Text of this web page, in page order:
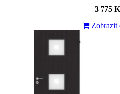
3 775
Zobrazit